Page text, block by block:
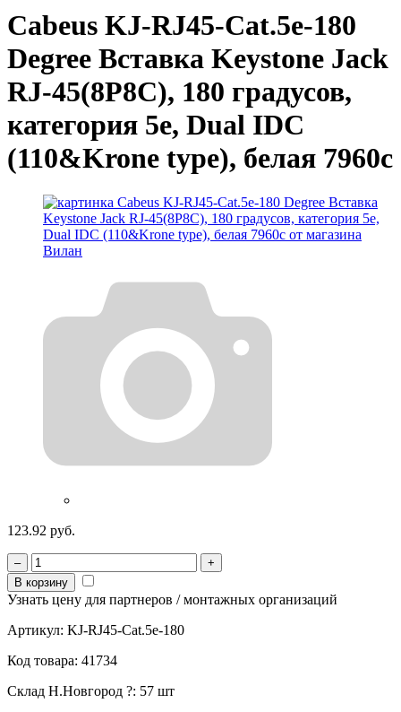
Cabeus KJ-RJ45-Cat.5e-180
Degree Вставка Keystone Jack
RJ-45(8P8C), 180 градусов,
категория 5e, Dual IDC
(110&Krone type), белая 7960c
123.92 руб.
–
+
В корзину
Узнать цену для партнеров / монтажных организаций
Артикул: KJ-RJ45-Cat.5e-180
Код товара: 41734
Склад Н.Новгород ?: 57 шт